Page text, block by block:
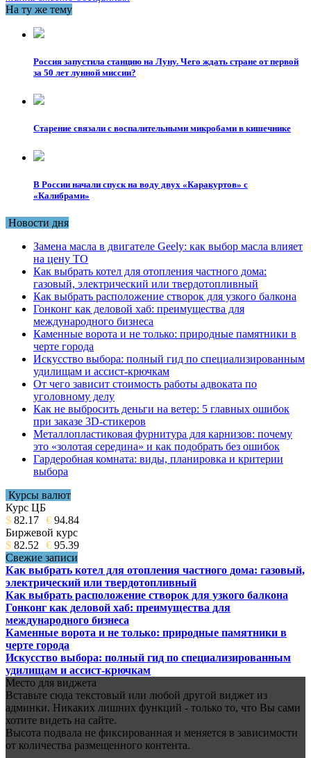
На ту же тему
Россия запустила станцию на Луну. Чего ждать стране от первой
за 50 лет лунной миссии?
Старение связали с воспалительными микробами в кишечнике
В России начали спуск на воду двух «Каракуртов» с
«Калибрами»
Новости дня
Замена масла в двигателе Geely: как выбор масла влияет
на цену ТО
Как выбрать котел для отопления частного дома:
газовый, электрический или твердотопливный
Как выбрать расположение створок для узкого балкона
Гонконг как деловой хаб: преимущества для
международного бизнеса
Каменные ворота и не только: природные памятники в
черте города
Искусство выбора: полный гид по специализированным
удилищам и ассист-крючкам
От чего зависит стоимость работы адвоката по
уголовному делу
Как не выбросить деньги на ветер: 5 главных ошибок
при заказе 3D-стикеров
Металлопластиковая фурнитура для карнизов: почему
это «золотая середина» и как подобрать без ошибок
Гардеробная комната: виды, планировка и критерии
выбора
Курсы валют
Курс ЦБ
$ 82.17 € 94.84
Биржевой курс
$ 82.52 € 95.39
Свежие записи
Как выбрать котел для отопления частного дома: газовый,
электрический или твердотопливный
Как выбрать расположение створок для узкого балкона
Гонконг как деловой хаб: преимущества для
международного бизнеса
Каменные ворота и не только: природные памятники в
черте города
Искусство выбора: полный гид по специализированным
удилищам и ассист-крючкам
Место для виджета
Вставьте сюда текстовый или любой другой виджет из
админки. Никаких лишних функций - только то, что Вы сами
хотите видеть на сайте.
Высота подвала не фиксированная и меняется в зависимости
от количества размещенного контента.